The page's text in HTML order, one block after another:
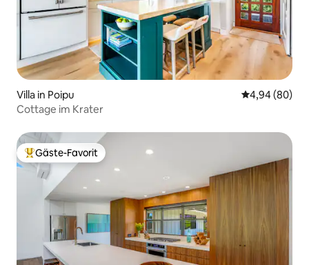
Villa in Poipu
4,94 (80)
Cottage im Krater
Beliebter Gäste-Favorit.
Gäste-Favorit